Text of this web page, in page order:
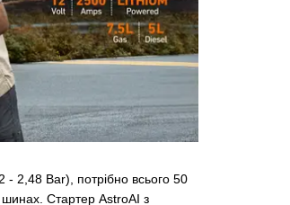
2,48 Bar), потрібно всього 50
шинах. Стартер AstroAI з